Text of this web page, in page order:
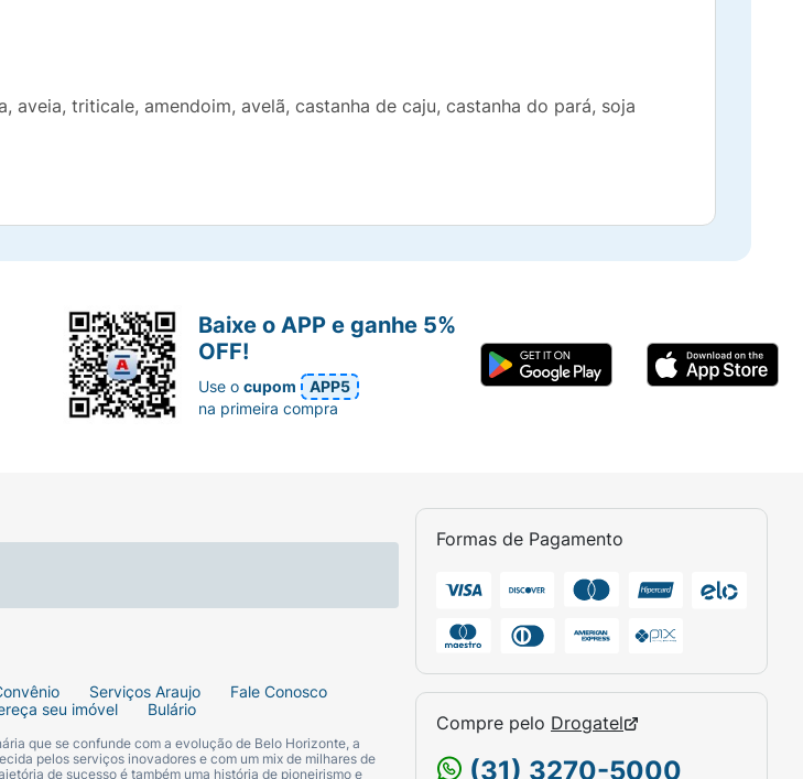
triticale, amendoim, avelã, castanha de caju, castanha do pará, soja
Serviços Araujo
Fale Conosco
seu imóvel Bulário
que se confunde com a evolução de Belo Horizonte, a
pelos serviços inovadores e com um mix de milhares de
de sucesso é também uma história de pioneirismo e
Formas de Pagamento
Compre pelo Drogatel
(31) 3270-5000
Baixe o APP e ganhe 5%
OFF!
Use ocupom
APP5
na primeira compra